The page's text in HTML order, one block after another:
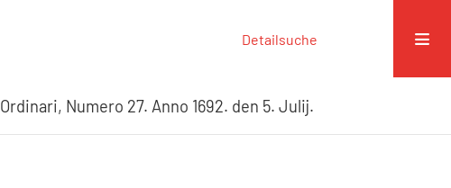
Detailsuche
Ordinari, Numero 27. Anno 1692. den 5. Julij.